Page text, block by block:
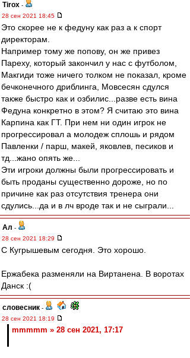
Tirox -
28 сен 2021 18:45
Это скорее не к федуну как раз а к спорт
директорам.
Например тому же попову, он же привез
Пареху, который закончил у нас с футболом,
Макгиди тоже ничего толком не показал, кроме
бечконечного дриблинга, Мовсесян сдулся
также быстро как и озбилис...разве есть вина
Федуна конкретно в этом? Я считаю это вина
Карпина как ГТ. При нем ни один игрок не
прогрессировал а молодеж сплошь и рядом
Павленки / парш, макей, яковлев, песиков и
тд...жано опять же...
Эти игроки должны были прогрессировать и
быть проданы существенно дороже, но по
причине как раз отсутствия тренера они
сдулись...да и в лч вроде так и не сыграли...
Ал -
28 сен 2021 18:29
С Кугрышевым сегодня. Это хорошо.
Ержабека разменяли на Виртанена. В воротах
Данск :(
словесник -
28 сен 2021 18:19
mmmmm » 28 сен 2021, 17:17